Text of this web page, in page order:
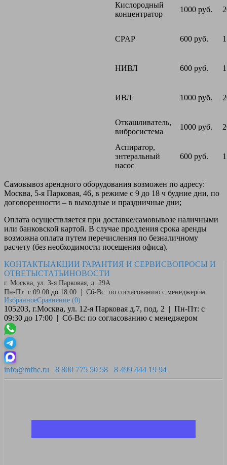
Кислородный
концентратор
1000 руб.
CPAP 600 руб.
НИВЛ 600 руб.
ИВЛ 1000 руб.
Откашливатель,
вибросистема
1000 руб.
Аспиратор,
энтеральный
насос
600 руб.
Самовывоз арендного оборудования возможен по адресу:
Москва, 5-я Парковая, 46, в режиме с 9 до 18 ч будние дни, по
договоренности – в выходные и праздничные дни;
Оплата осуществляется при доставке/самовывозе наличными
или банковской картой. В случае продления срока аренды
возможна оплата путем перечисления по безналичному
расчету (без необходимости посещения офиса).
КОНТАКТЫАКЦИИ ГАРАНТИЯ И СЕРВИСВОПРОСЫ И
ОТВЕТЫСТАТЬИНОВОСТИ
г. Москва, ул. 3-я Парковая, д. 29А
Пн-Пт: с 09:00 до 18:00 | Сб-Вс: по согласованию с менеджером
ИзбранноеСравнение (0)
105203, г.Москва, ул. 12-я Парковая д.7, под. 2 | Пн-Пт: с
09:30 до 17:00 | Сб-Вс: по согласованию с менеджером
info@mfhc.ru 8 800 775 50 58 8 499 444 19 94